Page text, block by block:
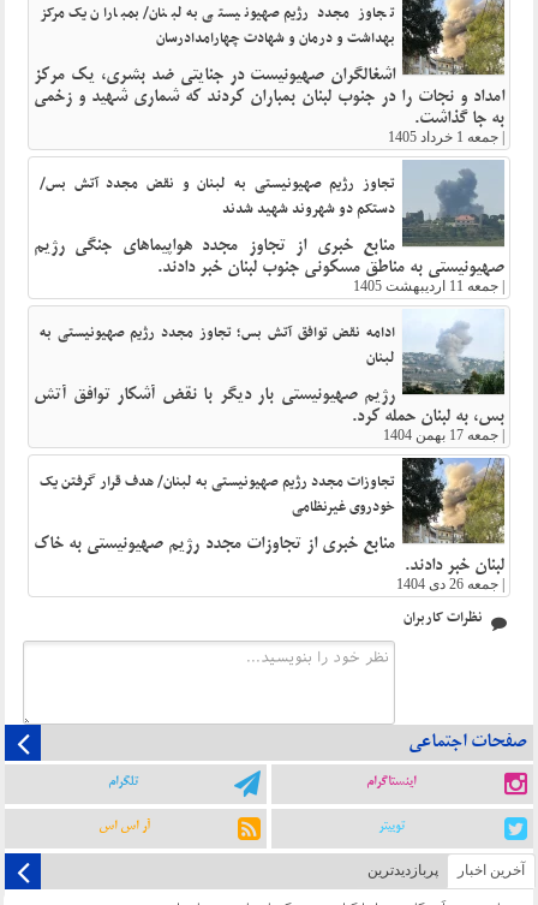
تجاوز مجدد رژیم صهیونیستی به لبنان/ بمباران یک مرکز
بهداشت و درمان و شهادت چهارامدادرسان
اشغالگران صهیونیست در جنایتی ضد بشری، یک مرکز
امداد و نجات را در جنوب لبنان بمباران کردند که شماری شهید و زخمی
به جا گذاشت.
جمعه 1 خرداد 1405
تجاوز رژیم صهیونیستی به لبنان و نقض مجدد آتش بس/
دستکم دو شهروند شهید شدند
منابع خبری از تجاوز مجدد هواپیماهای جنگی رژیم
صهیونیستی به مناطق مسکونی جنوب لبنان خبر دادند.
جمعه 11 اردیبهشت 1405
ادامه نقض توافق آتش بس؛ تجاوز مجدد رژیم صهیونیستی به
لبنان
رژیم صهیونیستی بار دیگر با نقض آشکار توافق آتش
بس، به لبنان حمله کرد.
جمعه 17 بهمن 1404
تجاوزات مجدد رژیم صهیونیستی به لبنان/ هدف قرار گرفتن یک
خودروی غیرنظامی
منابع خبری از تجاوزات مجدد رژیم صهیونیستی به خاک
لبنان خبر دادند.
جمعه 26 دی 1404
نظرات کاربران
صفحات اجتماعی
اینستاگرام تلگرام
توییتر آر اس اس
آخرین اخبار پربازدیدترین